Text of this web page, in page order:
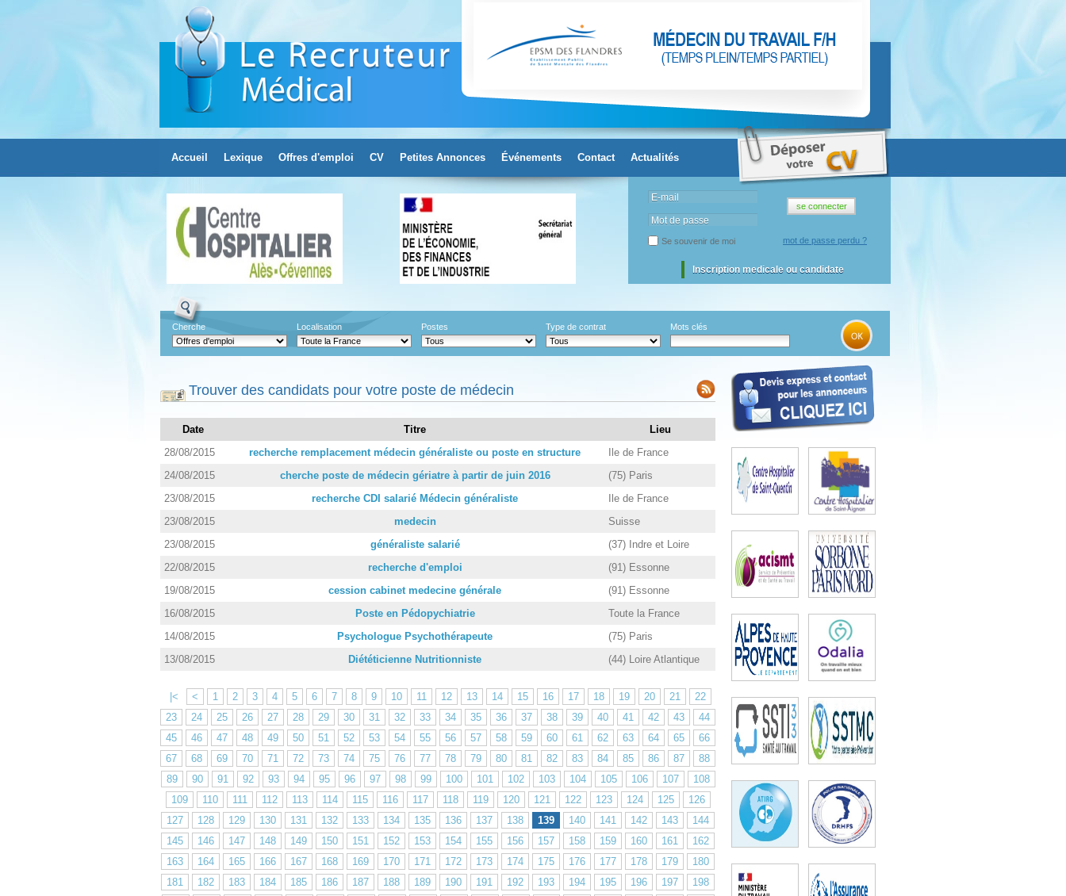
Accueil Lexique Offres d'emploi CV Petites Annonces Événements Contact Actualités
E-mail
Mot de passe
Inscription medicale ou candidate
mot de passe perdu ?
Se souvenir de moi
Cherche Localisation Postes Type de contrat Mots clés
Trouver des candidats pour votre poste de médecin
Date Titre
Lieu
28/08/2015
recherche remplacement médecin généraliste ou poste en structure
Ile de France
24/08/2015
cherche poste de médecin gériatre à partir de juin 2016
(75) Paris
23/08/2015
recherche CDI salarié Médecin généraliste
Ile de France
23/08/2015
medecin
Suisse
23/08/2015
généraliste salarié
(37) Indre et Loire
22/08/2015
recherche d'emploi
(91) Essonne
19/08/2015
cession cabinet medecine générale
(91) Essonne
16/08/2015
Poste en Pédopychiatrie
Toute la France
14/08/2015
Psychologue Psychothérapeute
(75) Paris
13/08/2015
Diététicienne Nutritionniste (44) Loire Atlantique
|< < 1 2 3 4 5 6 7 8 9 10 11 12 13 14 15 16 17 18 19 20 21
22
23
24 25 26 27 28 29 30 31 32 33 34 35 36 37 38 39 40 41 42 43
44
45
46 47 48 49 50 51 52 53 54 55 56 57 58 59 60 61 62 63 64 65
66
67
68 69 70 71 72 73 74 75 76 77 78 79 80 81 82 83 84 85 86 87
88
89
90 91 92 93 94 95 96 97 98 99 100 101 102 103 104 105 106 107
108
109
110 111 112 113 114 115 116 117 118 119 120 121 122 123 124 125
126
127
128 129 130 131 132 133 134 135 136 137 138 139 140 141 142 143
144
145
146 147 148 149 150 151 152 153 154 155 156 157 158 159 160 161
162
163
164 165 166 167 168 169 170 171 172 173 174 175 176 177 178 179
180
181
182 183 184 185 186 187 188 189 190 191 192 193 194 195 196 197
198